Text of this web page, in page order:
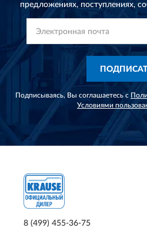
предложениях, поступлениях,
Подписываясь, Вы соглашаетесь с
Условиями
8 (499) 455-36-75